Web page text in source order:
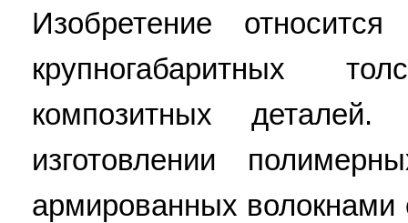
Изобретение
крупногабаритных
композитных
изготовлении
армированных